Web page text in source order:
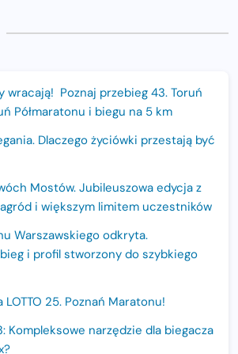
wracają! Poznaj przebieg 43. Toruń
Półmaratonu i biegu na 5 km
Dlaczego życiówki przestają być
Mostów. Jubileuszowa edycja z
i większym limitem uczestników
Warszawskiego odkryta.
i profil stworzony do szybkiego
25. Poznań Maratonu!
Kompleksowe narzędzie dla biegacza